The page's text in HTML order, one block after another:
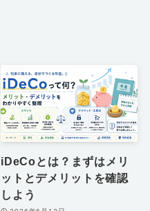
iDeCoとは？まずはメリ
ットとデメリットを確認
しよう